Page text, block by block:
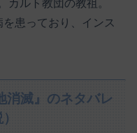
カルト教団の教祖。
患っており、インス
消滅』のネタバレ